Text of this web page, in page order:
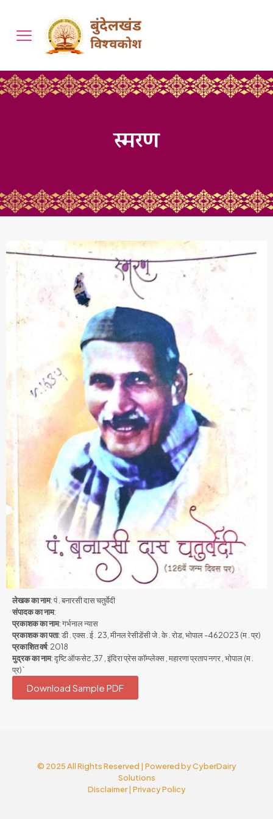
स्मरण
लेखक का नाम: पं . बनारसी दास चतुर्वेदी
संपादक का नाम:
प्रकाशक का नाम: गर्भनाल न्यास
प्रकाशक का पता: डी . एक्स . ई . 23, मीनल रेसीडेंसी जे . के . रोड, भोपाल -462023 (म . प्र)
प्रकाशित वर्ष: 2018
मुद्रक का नाम: दृष्टि ऑफसेट ,37 , इंदिरा प्रेस कॉम्प्लेक्स , महारणा प्रताप नगर , भोपाल (म .
प्र)`
Download Sample PDF
© 2025 All Rights Reserved | Powered byCyberDairy
Solutions
Disclaimer| Privacy Policy